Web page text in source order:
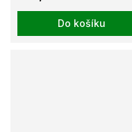
Do košíku